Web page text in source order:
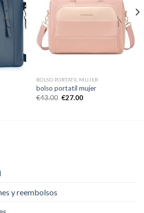
BOLSO PORTATIL MUJER
bolso portatil mujer
€43.00 €27.00
y reembolsos